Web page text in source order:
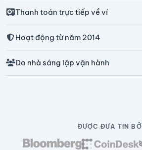
Thanh toán trực tiếp về ví
Hoạt động từ năm 2014
Do nhà sáng lập vận hành
ĐƯỢC ĐƯA TIN BỞI